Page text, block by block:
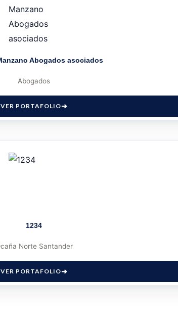
Abogados asociados
Abogados
VER PORTAFOLIO
1234
Norte Santander
VER PORTAFOLIO